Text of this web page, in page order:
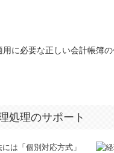
に必要な正しい会計帳簿の
処理のサポート
は「個別対応方式」